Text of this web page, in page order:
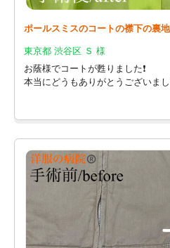
ポールスミスのコートの襟下の裏
東京都 渋谷区 Ｓ 様
お蔭様でコートが甦りました❗
本当にどうもありがとうございまし